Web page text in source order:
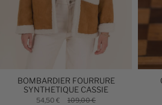
BOMBARDIER FOURRURE
SYNTHETIQUE CASSIE
54,50 € 109,00 €